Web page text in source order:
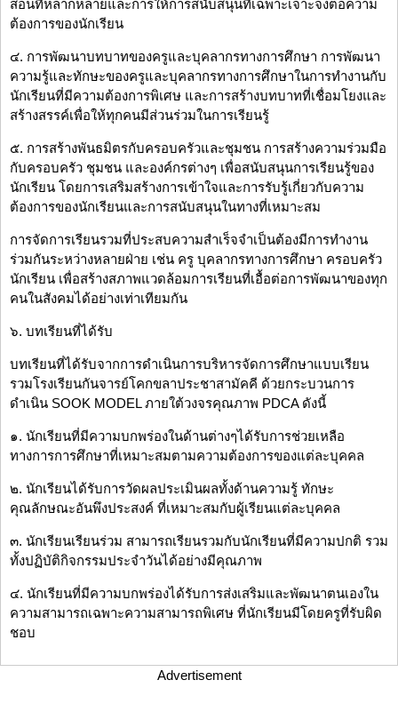
สอนที่หลากหลายและการให้การสนับสนุนที่เฉพาะเจาะจงต่อความ
ต้องการของนักเรียน
๔. การพัฒนาบทบาทของครูและบุคลากรทางการศึกษา การพัฒนา
ความรู้และทักษะของครูและบุคลากรทางการศึกษาในการทำงานกับ
นักเรียนที่มีความต้องการพิเศษ และการสร้างบทบาทที่เชื่อมโยงและ
สร้างสรรค์เพื่อให้ทุกคนมีส่วนร่วมในการเรียนรู้
๕. การสร้างพันธมิตรกับครอบครัวและชุมชน การสร้างความร่วมมือ
กับครอบครัว ชุมชน และองค์กรต่างๆ เพื่อสนับสนุนการเรียนรู้ของ
นักเรียน โดยการเสริมสร้างการเข้าใจและการรับรู้เกี่ยวกับความ
ต้องการของนักเรียนและการสนับสนุนในทางที่เหมาะสม
การจัดการเรียนรวมที่ประสบความสำเร็จจำเป็นต้องมีการทำงาน
ร่วมกันระหว่างหลายฝ่าย เช่น ครู บุคลากรทางการศึกษา ครอบครัว
นักเรียน เพื่อสร้างสภาพแวดล้อมการเรียนที่เอื้อต่อการพัฒนาของทุก
คนในสังคมได้อย่างเท่าเทียมกัน
๖. บทเรียนที่ได้รับ
บทเรียนที่ได้รับจากการดำเนินการบริหารจัดการศึกษาแบบเรียน
รวมโรงเรียนกันจารย์โคกขลาประชาสามัคคี ด้วยกระบวนการ
ดำเนิน SOOK MODEL ภายใต้วงจรคุณภาพ PDCA ดังนี้
๑. นักเรียนที่มีความบกพร่องในด้านต่างๆได้รับการช่วยเหลือ
ทางการการศึกษาที่เหมาะสมตามความต้องการของแต่ละบุคคล
๒. นักเรียนได้รับการวัดผลประเมินผลทั้งด้านความรู้ ทักษะ
คุณลักษณะอันพึงประสงค์ ที่เหมาะสมกับผู้เรียนแต่ละบุคคล
๓. นักเรียนเรียนร่วม สามารถเรียนรวมกับนักเรียนที่มีความปกติ รวม
ทั้งปฏิบัติกิจกรรมประจำวันได้อย่างมีคุณภาพ
๔. นักเรียนที่มีความบกพร่องได้รับการส่งเสริมและพัฒนาตนเองใน
ความสามารถเฉพาะความสามารถพิเศษ ที่นักเรียนมีโดยครูที่รับผิด
ชอบ
Advertisement